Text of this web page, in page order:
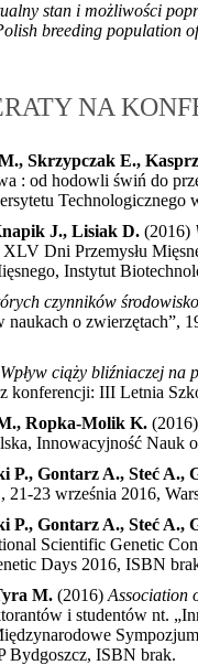
stan i możliwości
breeding population
NA
Skrzypczak E.,
: od hodowli świń do
J., Lisiak D. (2016)
Dni Przemysłu
Instytut
czynników
o zwierzętach”,
Wpływ ciąży bliźniaczej na
z konferencji: III Letnia
Ropka-Molik K. (2016)
Innowacyjność
P., Gontarz A., Steć A.,
23 września 2016,
P., Gontarz A., Steć A.,
Scientific Genetic
Days 2016, ISBN
M. (2016) Association
i studentów nt.
Bydgoszcz, ISBN brak.